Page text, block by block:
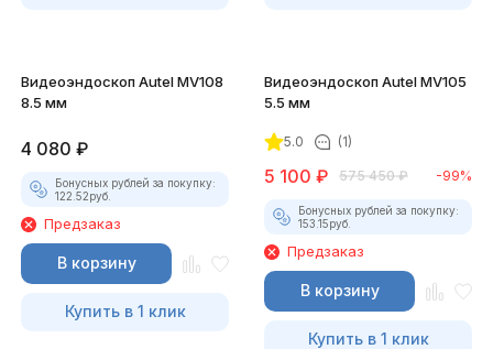
Видеоэндоскоп Autel MV108
8.5 мм
4 080 ₽
Бонусных рублей за покупку:
122.52руб.
Предзаказ
В корзину
Купить в 1 клик
Видеоэндоскоп Autel MV105
5.5 мм
5.0 (1)
5 100 ₽ 575 450 ₽ -99%
Бонусных рублей за покупку:
153.15руб.
Предзаказ
В корзину
Купить в 1 клик